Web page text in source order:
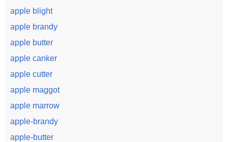
apple blight
apple brandy
apple butter
apple canker
apple cutter
apple maggot
apple marrow
apple-brandy
apple-butter